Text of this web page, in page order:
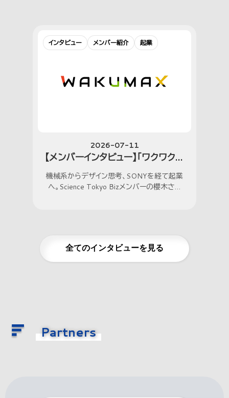
インタビュー メンバー紹介 起業
2026-07-11
【メンバーインタビュー】「ワクワクを
最大化する」櫻木さん
機械系からデザイン思考、SONYを経て起業
へ。Science Tokyo Bizメンバーの櫻木さん
全てのインタビューを見る
Partners